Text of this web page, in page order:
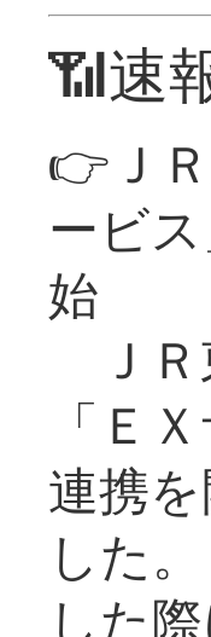
📶速
👉Ｊ
ービ
始
ＪＲ
「Ｅ
連携
した
した